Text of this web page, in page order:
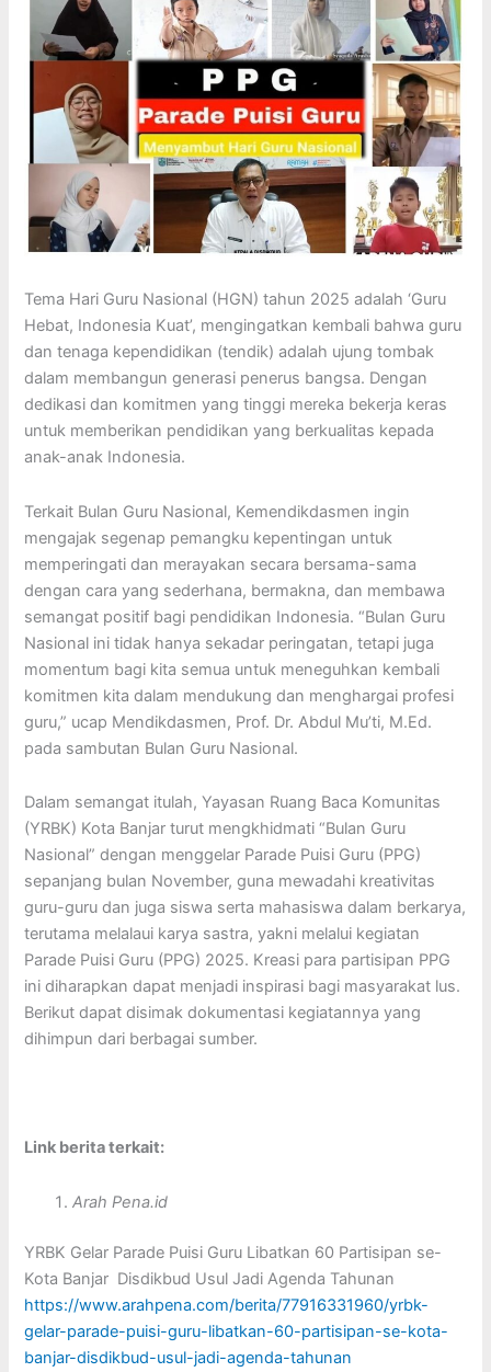
Tema Hari Guru Nasional (HGN) tahun 2025 adalah ‘Guru
Hebat, Indonesia Kuat’, mengingatkan kembali bahwa guru
dan tenaga kependidikan (tendik) adalah ujung tombak
dalam membangun generasi penerus bangsa. Dengan
dedikasi dan komitmen yang tinggi mereka bekerja keras
untuk memberikan pendidikan yang berkualitas kepada
anak-anak Indonesia.
Terkait Bulan Guru Nasional, Kemendikdasmen ingin
mengajak segenap pemangku kepentingan untuk
memperingati dan merayakan secara bersama-sama
dengan cara yang sederhana, bermakna, dan membawa
semangat positif bagi pendidikan Indonesia. “Bulan Guru
Nasional ini tidak hanya sekadar peringatan, tetapi juga
momentum bagi kita semua untuk meneguhkan kembali
komitmen kita dalam mendukung dan menghargai profesi
guru,” ucap Mendikdasmen, Prof. Dr. Abdul Mu’ti, M.Ed.
pada sambutan Bulan Guru Nasional.
Dalam semangat itulah, Yayasan Ruang Baca Komunitas
(YRBK) Kota Banjar turut mengkhidmati “Bulan Guru
Nasional” dengan menggelar Parade Puisi Guru (PPG)
sepanjang bulan November, guna mewadahi kreativitas
guru-guru dan juga siswa serta mahasiswa dalam berkarya,
terutama melalaui karya sastra, yakni melalui kegiatan
Parade Puisi Guru (PPG) 2025. Kreasi para partisipan PPG
ini diharapkan dapat menjadi inspirasi bagi masyarakat lus.
Berikut dapat disimak dokumentasi kegiatannya yang
dihimpun dari berbagai sumber.
Link berita terkait:
Arah Pena.id
YRBK Gelar Parade Puisi Guru Libatkan 60 Partisipan se-
Kota Banjar Disdikbud Usul Jadi Agenda Tahunan
https://www.arahpena.com/berita/77916331960/yrbk-
gelar-parade-puisi-guru-libatkan-60-partisipan-se-kota-
banjar-disdikbud-usul-jadi-agenda-tahunan